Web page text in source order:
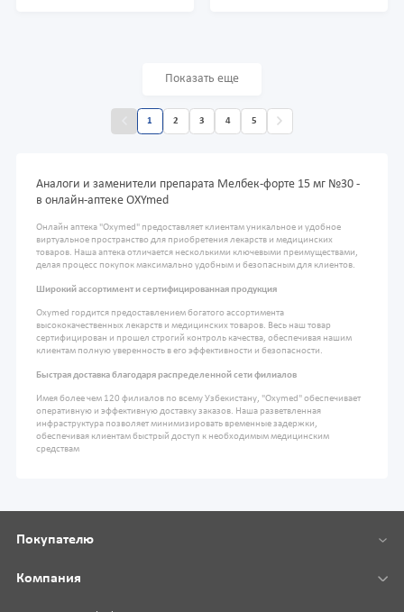
Показать еще
1 2 3 4 5
Аналоги и заменители препарата Мелбек-форте 15 мг №30 -
в онлайн-аптеке OXYmed
Онлайн аптека "Oxymed" предоставляет клиентам уникальное и удобное
виртуальное пространство для приобретения лекарств и медицинских
товаров. Наша аптека отличается несколькими ключевыми преимуществами,
делая процесс покупок максимально удобным и безопасным для клиентов.
Широкий ассортимент и сертифицированная продукция
Oxymed гордится предоставлением богатого ассортимента
высококачественных лекарств и медицинских товаров. Весь наш товар
сертифицирован и прошел строгий контроль качества, обеспечивая нашим
клиентам полную уверенность в его эффективности и безопасности.
Быстрая доставка благодаря распределенной сети филиалов
Имея более чем 120 филиалов по всему Узбекистану, "Oxymed" обеспечивает
оперативную и эффективную доставку заказов. Наша разветвленная
инфраструктура позволяет минимизировать временные задержки,
обеспечивая клиентам быстрый доступ к необходимым медицинским
средствам
Покупателю
Компания